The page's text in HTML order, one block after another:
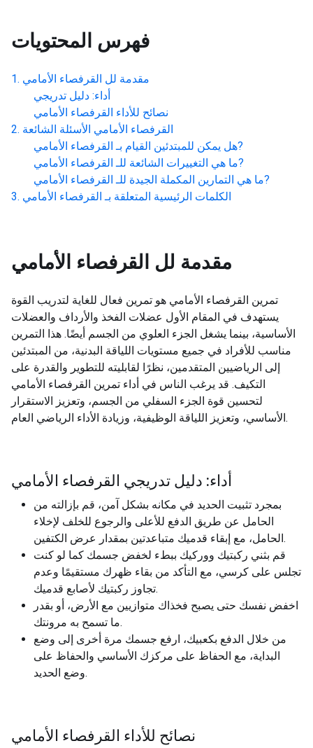
فهرس المحتويات
مقدمة لل القرفصاء الأمامي
أداء: دليل تدريجي
نصائح للأداء القرفصاء الأمامي
القرفصاء الأمامي الأسئلة الشائعة
هل يمكن للمبتدئين القيام بـ القرفصاء الأمامي
?
ما هي التغييرات الشائعة للـ القرفصاء الأمامي
?
ما هي التمارين المكملة الجيدة للـ القرفصاء الأمامي
?
الكلمات الرئيسية المتعلقة بـ القرفصاء الأمامي
مقدمة لل القرفصاء الأمامي
تمرين القرفصاء الأمامي هو تمرين فعال للغاية لتدريب القوة
يستهدف في المقام الأول عضلات الفخذ والأرداف والعضلات
الأساسية، بينما يشغل الجزء العلوي من الجسم أيضًا. هذا التمرين
مناسب للأفراد في جميع مستويات اللياقة البدنية، من المبتدئين
إلى الرياضيين المتقدمين، نظرًا لقابليته للتطوير والقدرة على
التكيف. قد يرغب الناس في أداء تمرين القرفصاء الأمامي
لتحسين قوة الجزء السفلي من الجسم، وتعزيز الاستقرار
الأساسي، وتعزيز اللياقة الوظيفية، وزيادة الأداء الرياضي العام.
أداء: دليل تدريجي القرفصاء الأمامي
بمجرد تثبيت الحديد في مكانه بشكل آمن، قم بإزالته من
الحامل عن طريق الدفع للأعلى والرجوع للخلف لإخلاء
الحامل، مع إبقاء قدميك متباعدتين بمقدار عرض الكتفين.
قم بثني ركبتيك ووركيك ببطء لخفض جسمك كما لو كنت
تجلس على كرسي، مع التأكد من بقاء ظهرك مستقيمًا وعدم
تجاوز ركبتيك لأصابع قدميك.
اخفض نفسك حتى يصبح فخذاك متوازيين مع الأرض، أو بقدر
ما تسمح به مرونتك.
من خلال الدفع بكعبيك، ارفع جسمك مرة أخرى إلى وضع
البداية، مع الحفاظ على مركزك الأساسي والحفاظ على
وضع الحديد.
نصائح للأداء القرفصاء الأمامي